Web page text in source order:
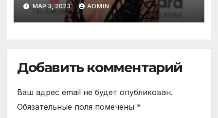
МАР 3, 2023 ADMIN
Добавить комментарий
Ваш адрес email не будет опубликован.
Обязательные поля помечены *